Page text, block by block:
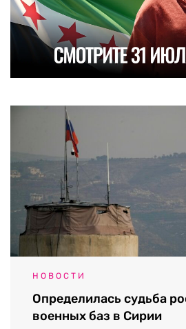
НОВОСТИ
Определилась судьба
военных баз в Сирии